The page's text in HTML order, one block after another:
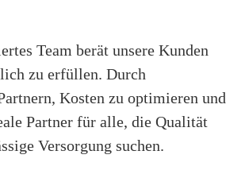
Team berät unsere Kunden
zu erfüllen. Durch
Kosten zu optimieren und
Partner für alle, die Qualität
Versorgung suchen.